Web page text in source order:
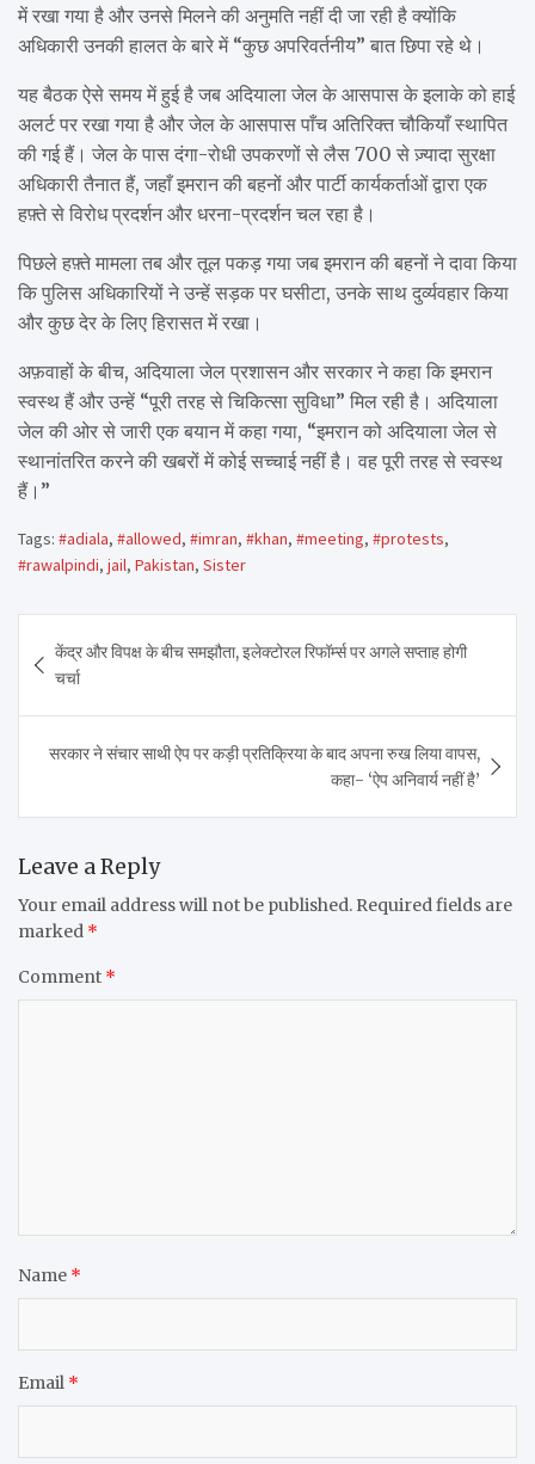
में रखा गया है और उनसे मिलने की अनुमति नहीं दी जा रही है क्योंकि
अधिकारी उनकी हालत के बारे में “कुछ अपरिवर्तनीय” बात छिपा रहे थे।
यह बैठक ऐसे समय में हुई है जब अदियाला जेल के आसपास के इलाके को हाई
अलर्ट पर रखा गया है और जेल के आसपास पाँच अतिरिक्त चौकियाँ स्थापित
की गई हैं। जेल के पास दंगा-रोधी उपकरणों से लैस 700 से ज़्यादा सुरक्षा
अधिकारी तैनात हैं, जहाँ इमरान की बहनों और पार्टी कार्यकर्ताओं द्वारा एक
हफ़्ते से विरोध प्रदर्शन और धरना-प्रदर्शन चल रहा है।
पिछले हफ़्ते मामला तब और तूल पकड़ गया जब इमरान की बहनों ने दावा किया
कि पुलिस अधिकारियों ने उन्हें सड़क पर घसीटा, उनके साथ दुर्व्यवहार किया
और कुछ देर के लिए हिरासत में रखा।
अफ़वाहों के बीच, अदियाला जेल प्रशासन और सरकार ने कहा कि इमरान
स्वस्थ हैं और उन्हें “पूरी तरह से चिकित्सा सुविधा” मिल रही है। अदियाला
जेल की ओर से जारी एक बयान में कहा गया, “इमरान को अदियाला जेल से
स्थानांतरित करने की खबरों में कोई सच्चाई नहीं है। वह पूरी तरह से स्वस्थ
हैं।”
Tags: #adiala, #allowed, #imran, #khan, #meeting, #protests,
#rawalpindi, jail, Pakistan, Sister
navigation
केंद्र और विपक्ष के बीच समझौता, इलेक्टोरल रिफॉर्म्स पर अगले सप्ताह होगी
चर्चा
सरकार ने संचार साथी ऐप पर कड़ी प्रतिक्रिया के बाद अपना रुख लिया वापस,
कहा- ‘ऐप अनिवार्य नहीं है’
Leave a Reply
Your email address will not be published. Required fields are
marked *
Comment *
Name *
Email *